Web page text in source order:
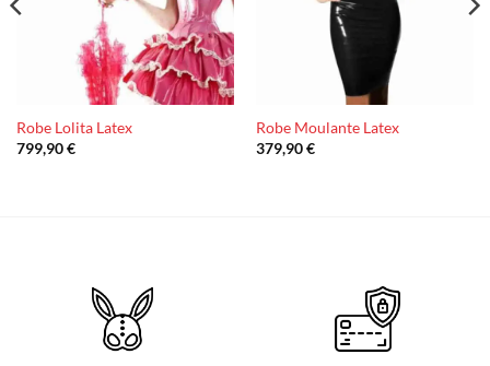
Robe Lolita Latex
799,90€
Robe Moulante Latex
379,90€